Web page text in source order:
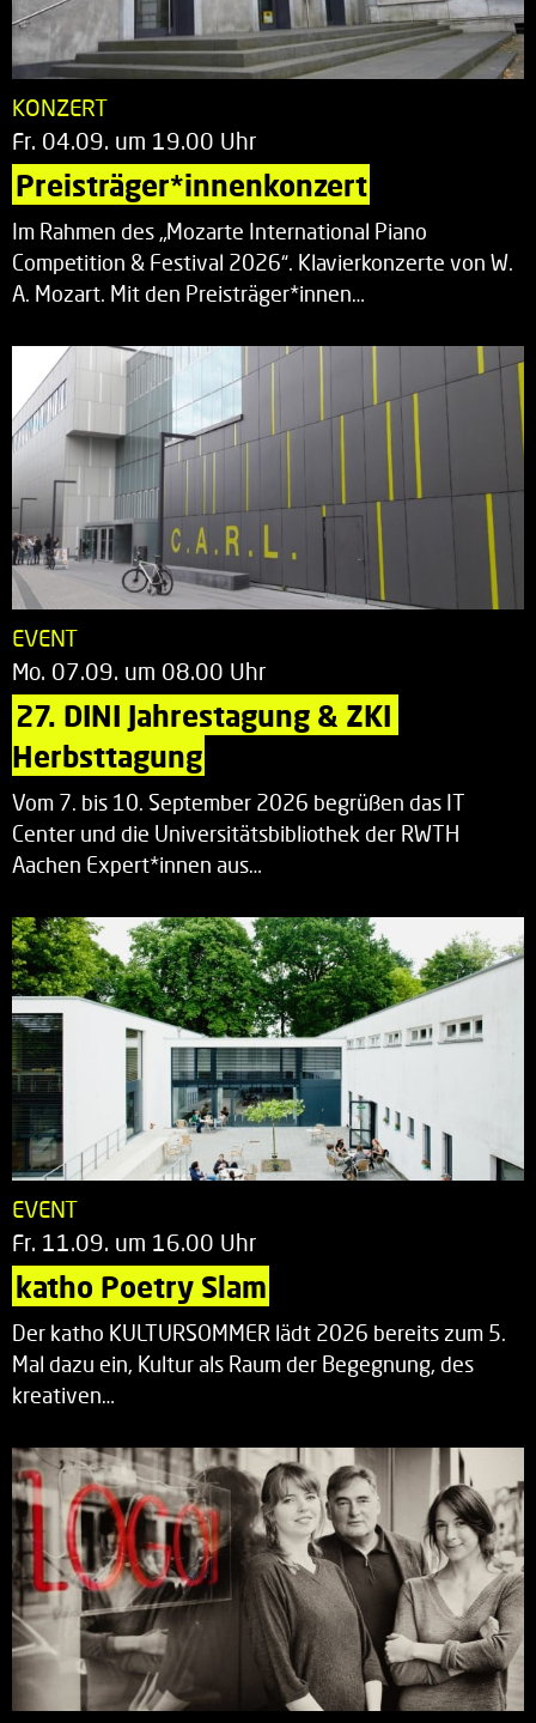
KONZERT
Fr. 04.09. um 19.00 Uhr
Preisträger*innenkonzert
Im Rahmen des „Mozarte International Piano
Competition & Festival 2026“. Klavierkonzerte von W.
A. Mozart. Mit den Preisträger*innen…
EVENT
Mo. 07.09. um 08.00 Uhr
27. DINI Jahrestagung & ZKI
Herbsttagung
Vom 7. bis 10. September 2026 begrüßen das IT
Center und die Universitätsbibliothek der RWTH
Aachen Expert*innen aus…
EVENT
Fr. 11.09. um 16.00 Uhr
katho Poetry Slam
Der katho KULTURSOMMER lädt 2026 bereits zum 5.
Mal dazu ein, Kultur als Raum der Begegnung, des
kreativen…